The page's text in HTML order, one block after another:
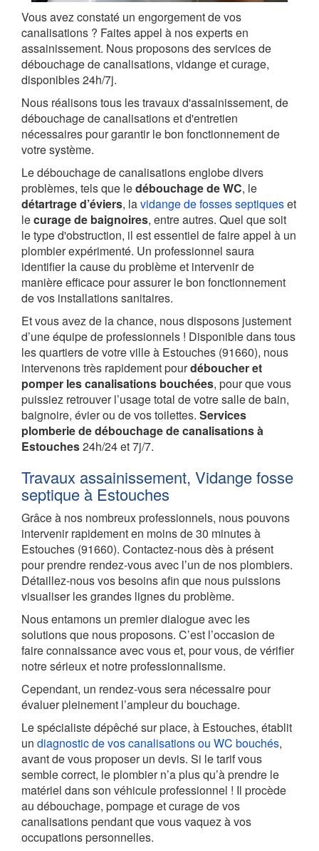
Vous avez constaté un engorgement de vos
canalisations ? Faites appel à nos experts en
assainissement. Nous proposons des services de
débouchage de canalisations, vidange et curage,
disponibles 24h/7j.
Nous réalisons tous les travaux d'assainissement, de
débouchage de canalisations et d'entretien
nécessaires pour garantir le bon fonctionnement de
votre système.
Le débouchage de canalisations englobe divers
problèmes, tels que ledébouchage de WC, le
détartrage d’éviers, lavidange de fosses septiqueset
lecurage de baignoires, entre autres. Quel que soit
le type d'obstruction, il est essentiel de faire appel à un
plombier expérimenté. Un professionnel saura
identifier la cause du problème et intervenir de
manière efficace pour assurer le bon fonctionnement
de vos installations sanitaires.
Et vous avez de la chance, nous disposons justement
d’une équipe de professionnels ! Disponible dans tous
les quartiers de votre ville à Estouches (91660), nous
intervenons très rapidement pourdéboucher et
pomper les canalisations bouchées, pour que vous
puissiez retrouver l’usage total de votre salle de bain,
baignoire, évier ou de vos toilettes. Services
plomberie de débouchage de canalisations à
Estouches24h/24 et 7j/7.
Travaux assainissement, Vidange fosse
septique à Estouches
Grâce à nos nombreux professionnels, nous pouvons
intervenir rapidement en moins de 30 minutes à
Estouches (91660). Contactez-nous dès à présent
pour prendre rendez-vous avec l’un de nos plombiers.
Détaillez-nous vos besoins afin que nous puissions
visualiser les grandes lignes du problème.
Nous entamons un premier dialogue avec les
solutions que nous proposons. C’est l’occasion de
faire connaissance avec vous et, pour vous, de vérifier
notre sérieux et notre professionnalisme.
Cependant, un rendez-vous sera nécessaire pour
évaluer pleinement l’ampleur du bouchage.
Le spécialiste dépêché sur place, à Estouches, établit
un diagnostic de vos canalisations ou WC bouchés,
avant de vous proposer un devis. Si le tarif vous
semble correct, le plombier n’a plus qu’à prendre le
matériel dans son véhicule professionnel ! Il procède
au débouchage, pompage et curage de vos
canalisations pendant que vous vaquez à vos
occupations personnelles.